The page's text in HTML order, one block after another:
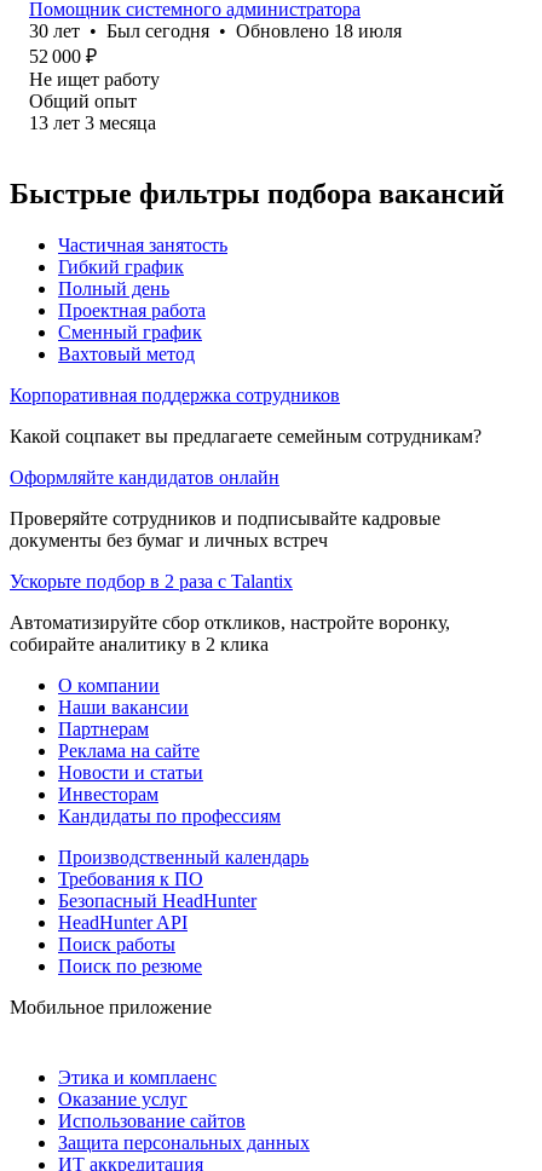
Помощник системного администратора
30 лет • Был сегодня • Обновлено 18 июля
52 000 ₽
Не ищет работу
Общий опыт
13 лет 3 месяца
Быстрые фильтры подбора вакансий
Частичная занятость
Гибкий график
Полный день
Проектная работа
Сменный график
Вахтовый метод
Корпоративная поддержка сотрудников
Какой соцпакет вы предлагаете семейным сотрудникам?
Оформляйте кандидатов онлайн
Проверяйте сотрудников и подписывайте кадровые
документы без бумаг и личных встреч
Ускорьте подбор в 2 раза с Talantix
Автоматизируйте сбор откликов, настройте воронку,
собирайте аналитику в 2 клика
О компании
Наши вакансии
Партнерам
Реклама на сайте
Новости и статьи
Инвесторам
Кандидаты по профессиям
Производственный календарь
Требования к ПО
Безопасный HeadHunter
HeadHunter API
Поиск работы
Поиск по резюме
Мобильное приложение
Этика и комплаенс
Оказание услуг
Использование сайтов
Защита персональных данных
ИТ аккредитация